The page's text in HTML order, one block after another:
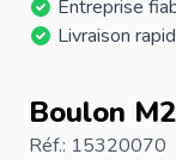
Entreprise
Livraison
Boulon
Réf.: 15320070